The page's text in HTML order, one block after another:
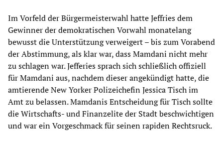
Im Vorfeld der Bürgermeisterwahl hatte Jeffries dem
Gewinner der demokratischen Vorwahl monatelang
bewusst die Unterstützung verweigert – bis zum Vorabend
der Abstimmung, als klar war, dass Mamdani nicht mehr
zu schlagen war. Jefferies sprach sich schließlich offiziell
für Mamdani aus, nachdem dieser angekündigt hatte, die
amtierende New Yorker Polizeichefin Jessica Tisch im
Amt zu belassen. Mamdanis Entscheidung für Tisch sollte
die Wirtschafts- und Finanzelite der Stadt beschwichtigen
und war ein Vorgeschmack für seinen rapiden Rechtsruck.